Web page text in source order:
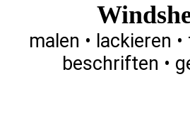
malen • lackieren
beschriften •